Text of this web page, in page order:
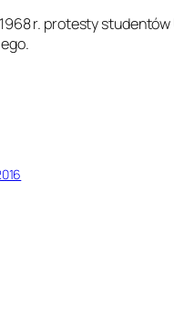
r. protesty